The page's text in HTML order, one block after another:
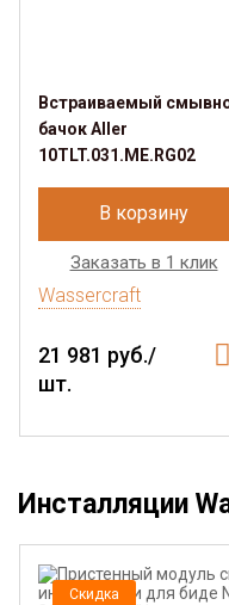
Встраиваемый
бачок Aller
10TLT.031.ME.RG02
В корзину
Заказать в 1 клик
Wassercraft
21 981 руб./
шт.
Инсталляции
Скидка